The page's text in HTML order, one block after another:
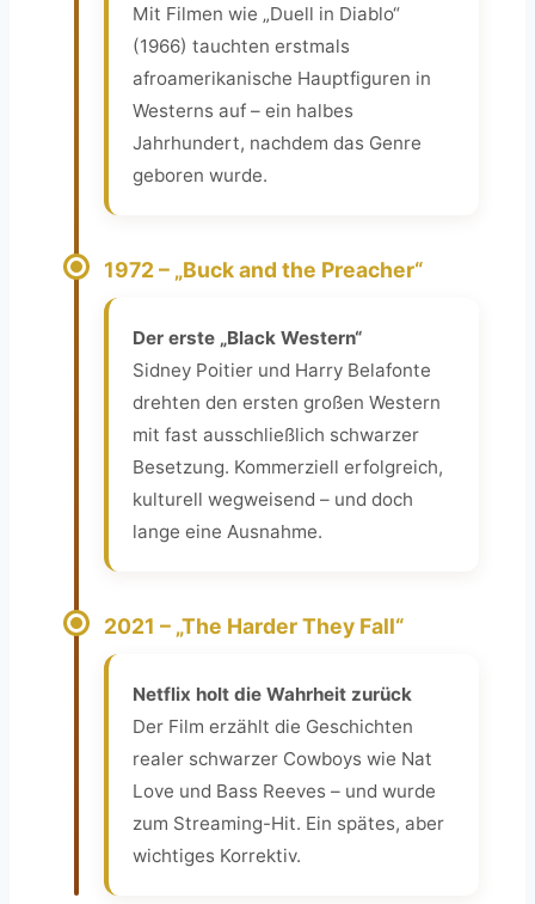
Mit Filmen wie „Duell in Diablo“
(1966) tauchten erstmals
afroamerikanische Hauptfiguren in
Westerns auf – ein halbes
Jahrhundert, nachdem das Genre
geboren wurde.
1972 – „Buck and the Preacher“
Der erste „Black Western“
Sidney Poitier und Harry Belafonte
drehten den ersten großen Western
mit fast ausschließlich schwarzer
Besetzung. Kommerziell erfolgreich,
kulturell wegweisend – und doch
lange eine Ausnahme.
2021 – „The Harder They Fall“
Netflix holt die Wahrheit zurück
Der Film erzählt die Geschichten
realer schwarzer Cowboys wie Nat
Love und Bass Reeves – und wurde
zum Streaming-Hit. Ein spätes, aber
wichtiges Korrektiv.